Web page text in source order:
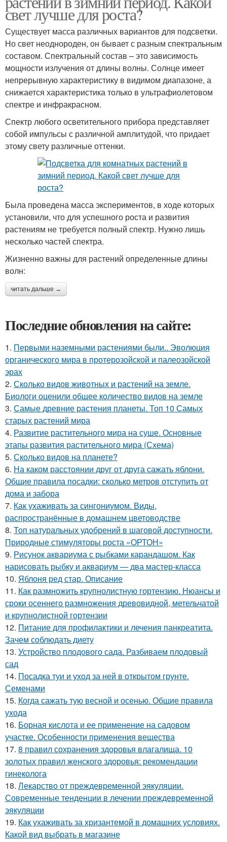
свет лучше для роста?
Существует масса различных вариантов для подсветки.
Но свет неоднороден, он бывает с разным спектральным
составом. Спектральный состав – это зависимость
мощности излучения от длины волны. Солнце имеет
непрерывную характеристику в видимом диапазоне, а
снижается характеристика только в ультрафиолетовом
спектре и инфракрасном.
Спектр любого осветительного прибора представляет
собой импульсы с различной амплитудой, что придает
этому свету различные оттенки.
Была проведена масса экспериментов, в ходе которых
установили, что для успешного роста и развития
растениям не требуется полный спектр. Нужно лишь
несколько частей спектра.
Жизненно важны для растений определенные длины
волн:
читать дальше →
Последние обновления на сайте:
1. Первыми наземными растениями были.. Эволюция
органического мира в протерозойской и палеозойской
эрах
2. Сколько видов животных и растений на земле.
Биологи оценили общее количество видов на земле
3. Самые древние растения планеты. Топ 10 Самых
старых растений мира
4. Развитие растительного мира на суше. Основные
этапы развития растительного мира (Схема)
5. Сколько видов на планете?
6. На каком расстоянии друг от друга сажать яблони.
Общие правила посадки: сколько метров отступить от
дома и забора
7. Как ухаживать за сингониумом. Виды,
распространённые в домашнем цветоводстве
8. Топ натуральных удобрений в шаговой доступности.
Природные стимуляторы роста «ОРТОН»
9. Рисунок аквариума с рыбками карандашом. Как
нарисовать рыбку и аквариум — два мастер-класса
10. Яблоня ред стар. Описание
11. Как размножить крупнолистную гортензию. Нюансы и
сроки осеннего размножения древовидной, метельчатой
и крупнолистной гортензии
12. Питание для профилактики и лечения панкреатита.
Зачем соблюдать диету
13. Устройство плодового сада. Разбиваем плодовый
сад
14. Посадка туи и уход за ней в открытом грунте.
Семенами
15. Когда сажать тую весной и осенью. Общие правила
ухода
16. Борная кислота и ее применение на садовом
участке. Особенности применения вещества
17. 8 правил сохранения здоровья влагалища. 10
золотых правил женского здоровья: рекомендации
гинеколога
18. Лекарство от преждевременной эякуляции.
Современные тенденции в лечении преждевременной
эякуляции
19. Как ухаживать за хризантемой в домашних условиях.
Какой вид выбрать в магазине